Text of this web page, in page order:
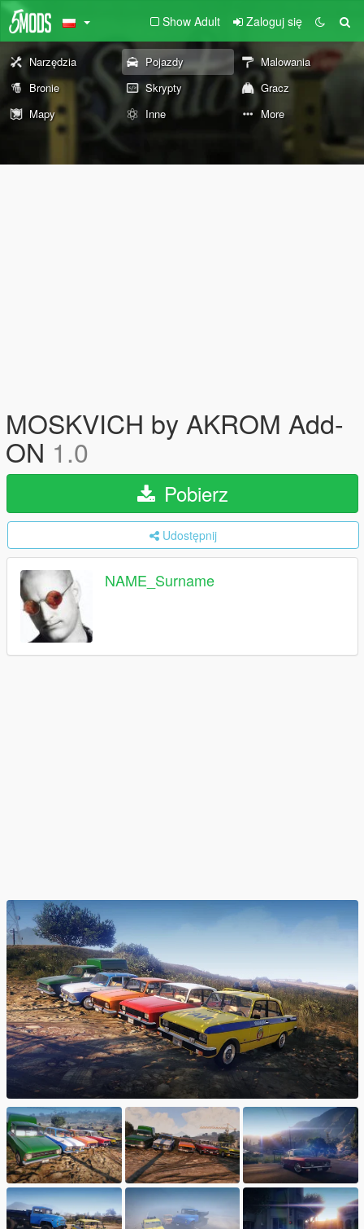
Show Adult Zaloguj się
Narzędzia Pojazdy
Malowania
Bronie
Skrypty
Gracz
Mapy
Inne More
MOSKVICH by AKROM Add-
ON 1.0
Pobierz
Udostępnij
NAME_Surname